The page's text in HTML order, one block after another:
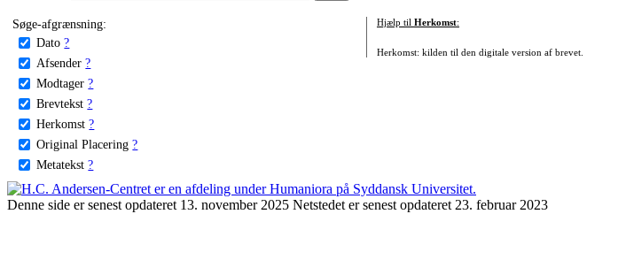
Søge-afgrænsning:
Dato ?
Afsender ?
Modtager ?
Brevtekst ?
Herkomst ?
Original Placering ?
Metatekst ?
Hjælp til Herkomst:
Herkomst: kilden til den digitale version af brevet.
Denne side er senest opdateret 13. november 2025 Netstedet er senest opdateret 23. februar 2023